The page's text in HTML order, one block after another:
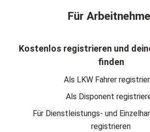
Für
Kostenlos registrieren und
finden
Als LKW Fahrer
Als Disponent
Für Dienstleistungs- und
registrieren